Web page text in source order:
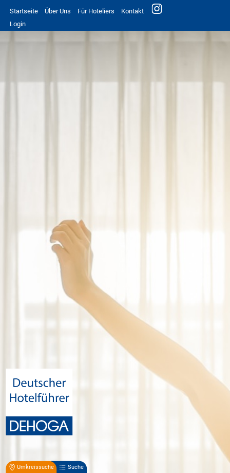
Startseite Über Uns Für Hoteliers
Kontakt
Login
Umkreissuche Suche